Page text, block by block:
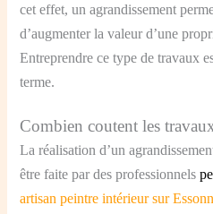
cet effet, un agrandissement
d’augmenter la valeur d’une
Entreprendre ce type de travaux
terme.
Combien coutent les
La réalisation d’un
être faite par des professionnels
artisan peintre intérieur sur